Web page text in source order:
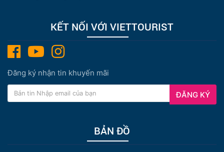
KẾT NỐI VỚI VIETTOURIST
Đăng ký nhận tin khuyến mãi
ĐĂNG KÝ
BẢN ĐỒ